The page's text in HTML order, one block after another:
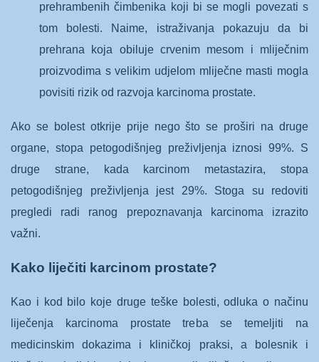
prehrambenih čimbenika koji bi se mogli povezati s
tom bolesti. Naime, istraživanja pokazuju da bi
prehrana koja obiluje crvenim mesom i mliječnim
proizvodima s velikim udjelom mliječne masti mogla
povisiti rizik od razvoja karcinoma prostate.
Ako se bolest otkrije prije nego što se proširi na druge
organe, stopa petogodišnjeg preživljenja iznosi 99%. S
druge strane, kada karcinom metastazira, stopa
petogodišnjeg preživljenja jest 29%. Stoga su redoviti
pregledi radi ranog prepoznavanja karcinoma izrazito
važni.
Kako liječiti karcinom prostate?
Kao i kod bilo koje druge teške bolesti, odluka o načinu
liječenja karcinoma prostate treba se temeljiti na
medicinskim dokazima i kliničkoj praksi, a bolesnik i